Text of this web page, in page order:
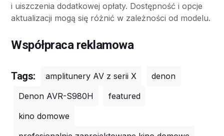
i uiszczenia dodatkowej opłaty. Dostępność i opcje
aktualizacji mogą się różnić w zależności od modelu.
Współpraca reklamowa
Tags: amplitunery AV z serii X
denon
Denon AVR-S980H
featured
kino domowe